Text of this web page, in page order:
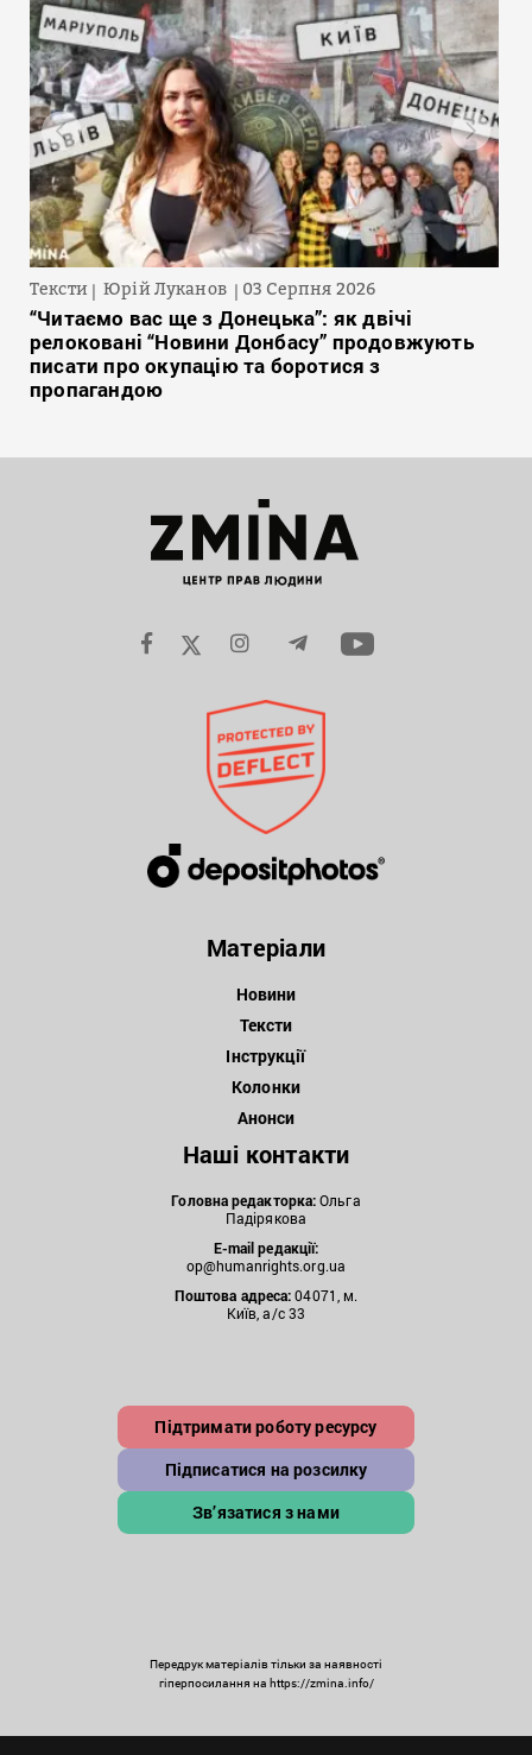
Тексти Юрій Луканов 03 Серпня 2026
“Читаємо вас ще з Донецька”: як двічі
релоковані “Новини Донбасу” продовжують
писати про окупацію та боротися з
пропагандою
Матеріали
Новини
Тексти
Інструкції
Колонки
Анонси
Наші контакти
Головна редакторка:Ольга
Падірякова
E-mail редакції:
op@humanrights.org.ua
Поштова адреса:04071, м.
Київ, а/с 33
Підтримати роботу ресурсу
Підписатися на розсилку
Зв’язатися з нами
Передрук матеріалів тільки за наявності
гіперпосилання на https://zmina.info/